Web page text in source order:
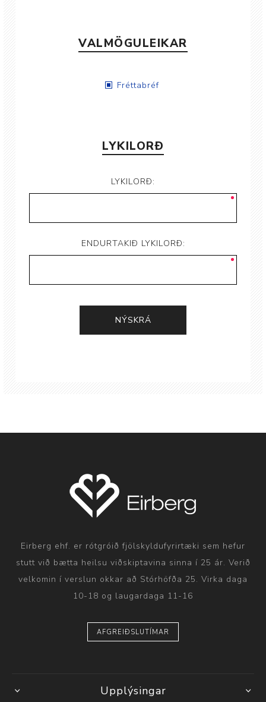
VALMÖGULEIKAR
Fréttabréf
LYKILORÐ
LYKILORÐ:
ENDURTAKIÐ LYKILORÐ:
Eirberg ehf. er rótgróið fjölskyldufyrirtæki sem hefur
stutt við bætta heilsu viðskiptavina sinna í 25 ár. Verið
velkomin í verslun okkar að Stórhöfða 25. Virka daga
10-18 og laugardaga 11-16
AFGREIÐSLUTÍMAR
Upplýsingar